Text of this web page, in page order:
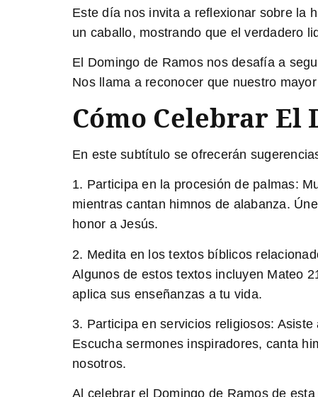
Este día nos invita a reflexionar sobre la
un caballo, mostrando que el verdadero
El Domingo de Ramos nos desafía a
Nos llama a reconocer que nuestro
Cómo Celebrar El
En este subtítulo se ofrecerán
1. Participa en la procesión de palmas:
mientras cantan himnos de alabanza.
honor a Jesús.
2. Medita en los textos bíblicos
Algunos de estos textos incluyen Mateo
aplica sus enseñanzas a tu vida.
3. Participa en servicios religiosos:
Escucha sermones inspiradores, canta
nosotros.
Al celebrar el Domingo de Ramos de